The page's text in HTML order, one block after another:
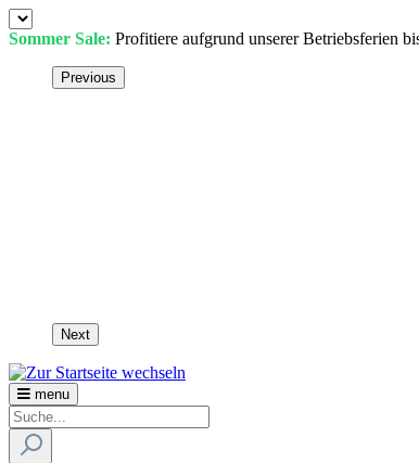
Sommer Sale: Profitiere aufgrund unserer Betriebsferien
Previous
Next
menu